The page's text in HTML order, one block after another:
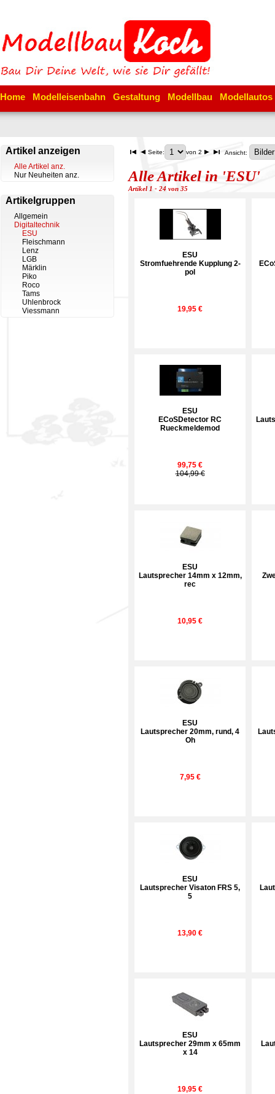
Home Modelleisenbahn Gestaltung Modellbau Modellautos
Artikel anzeigen
Alle Artikel anz.
Nur Neuheiten anz.
Artikelgruppen
Allgemein
Digitaltechnik
ESU
Fleischmann
Lenz
LGB
Märklin
Piko
Roco
Tams
Uhlenbrock
Viessmann
Seite: von 2 Ansicht:
Alle Artikel in 'ESU'
Artikel 1 - 24 von 35
ESU
Stromfuehrende Kupplung 2-
pol
19,95 €
ESU
ECoSDetector RC
Rueckmeldemod
99,75 €
104,99 €
ESU
Lautsprecher 14mm x 12mm,
rec
10,95 €
ESU
Lautsprecher 20mm, rund, 4
Oh
7,95 €
ESU
Lautsprecher Visaton FRS 5,
5
13,90 €
ESU
Lautsprecher 29mm x 65mm
x 14
19,95 €